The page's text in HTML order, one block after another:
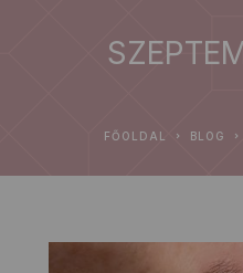
FŐOLDAL BLOG